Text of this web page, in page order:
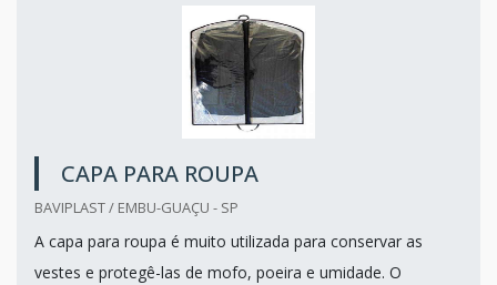
CAPA PARA ROUPA
BAVIPLAST / EMBU-GUAÇU - SP
A capa para roupa é muito utilizada para conservar as
vestes e protegê-las de mofo, poeira e umidade. O